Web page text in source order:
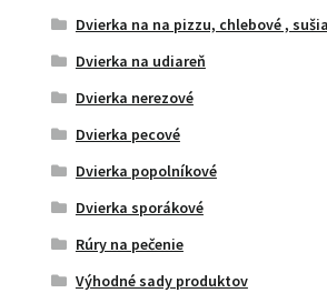
Dvierka na na pizzu, chlebové ,
Dvierka na udiareň
Dvierka nerezové
Dvierka pecové
Dvierka popolníkové
Dvierka sporákové
Rúry na pečenie
Výhodné sady produktov